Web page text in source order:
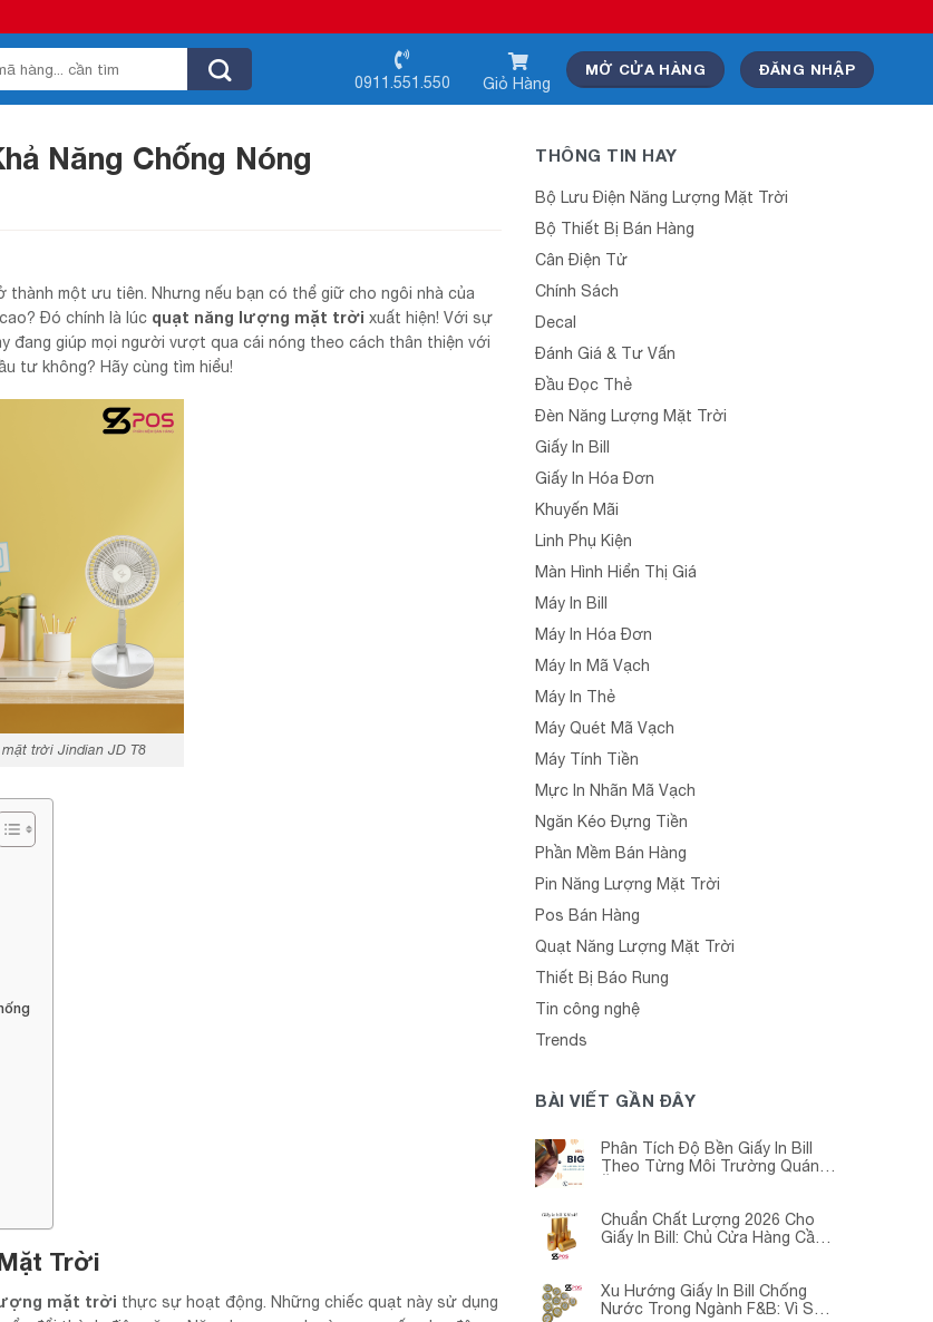
0911.551.550 Giỏ Hàng
MỞ CỬA HÀNG ĐĂNG NHẬP
Năng Chống Nóng
thành một ưu tiên. Nhưng nếu bạn có thể giữ cho ngôi nhà của
Đó chính là lúc quạt năng lượng mặt trời xuất hiện! Với sự
đang giúp mọi người vượt qua cái nóng theo cách thân thiện với
tư không? Hãy cùng tìm hiểu!
trời Jindian JD T8
Trời
mặt trời thực sự hoạt động. Những chiếc quạt này sử dụng
THÔNG TIN HAY
Bộ Lưu Điện Năng Lượng Mặt Trời
Bộ Thiết Bị Bán Hàng
Cân Điện Tử
Chính Sách
Decal
Đánh Giá & Tư Vấn
Đầu Đọc Thẻ
Đèn Năng Lượng Mặt Trời
Giấy In Bill
Giấy In Hóa Đơn
Khuyến Mãi
Linh Phụ Kiện
Màn Hình Hiển Thị Giá
Máy In Bill
Máy In Hóa Đơn
Máy In Mã Vạch
Máy In Thẻ
Máy Quét Mã Vạch
Máy Tính Tiền
Mực In Nhãn Mã Vạch
Ngăn Kéo Đựng Tiền
Phần Mềm Bán Hàng
Pin Năng Lượng Mặt Trời
Pos Bán Hàng
Quạt Năng Lượng Mặt Trời
Thiết Bị Báo Rung
Tin công nghệ
Trends
BÀI VIẾT GẦN ĐÂY
Phân Tích Độ Bền Giấy In Bill
Theo Từng Môi Trường Quán
Chuẩn Chất Lượng 2026 Cho
Giấy In Bill: Chủ Cửa Hàng Cần
Xu Hướng Giấy In Bill Chống
Nước Trong Ngành F&B: Vì Sao